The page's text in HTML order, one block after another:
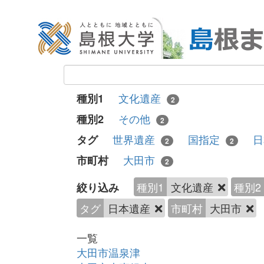
種別1 文化遺産 2
種別2 その他 2
タグ 世界遺産 2 国指定 2
市町村
大田市 2
絞り込み 種別1 文化遺産
種別2
タグ 日本遺産 市町村 大田市
一覧
大田市温泉津